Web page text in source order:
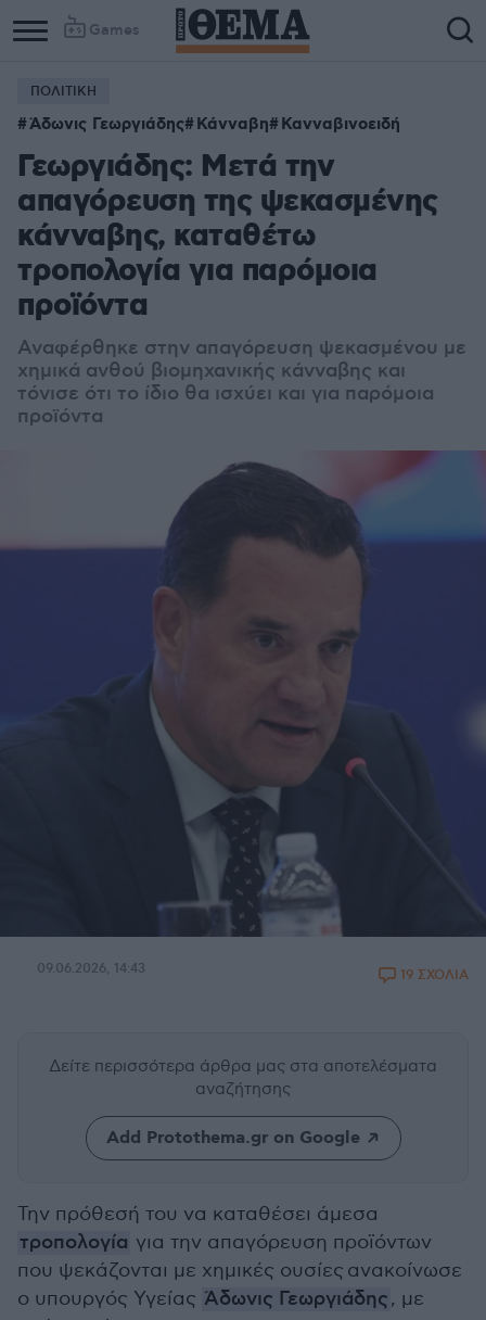
Games
ΠΟΛΙΤΙΚΗ
Άδωνις Γεωργιάδης Κάνναβη Κανναβινοειδή
Γεωργιάδης: Μετά την
απαγόρευση της ψεκασμένης
κάνναβης, καταθέτω
τροπολογία για παρόμοια
προϊόντα
Αναφέρθηκε στην απαγόρευση ψεκασμένου με
χημικά ανθού βιομηχανικής κάνναβης και
τόνισε ότι το ίδιο θα ισχύει και για παρόμοια
προϊόντα
09.06.2026, 14:43 19 ΣΧΟΛΙΑ
Δείτε περισσότερα άρθρα μας στα αποτελέσματα
αναζήτησης
Add Protothema.gr on Google
Την πρόθεσή του να καταθέσει άμεσα
τροπολογία για την απαγόρευση προϊόντων
που ψεκάζονται με χημικές ουσίες ανακοίνωσε
ο υπουργός Υγείας Άδωνις Γεωργιάδης, με